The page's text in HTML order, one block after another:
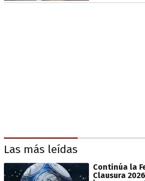
Las más leídas
Continúa la
Clausura